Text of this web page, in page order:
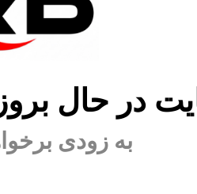
در حال
به زودی